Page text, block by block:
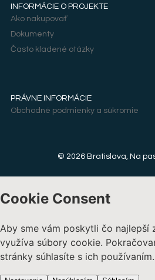
INFORMÁCIE O PROJEKTE
Ako nakupovať
Dokumenty
Často kladené otázky
PRÁVNE INFORMÁCIE
Obchodné podmienky a súkromie
© 2026 Bratislava, Na